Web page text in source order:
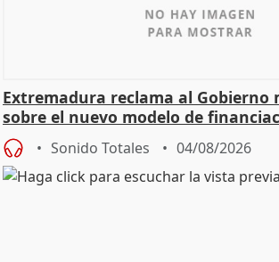
Extremadura reclama al Gobierno
sobre el nuevo modelo de
Sonido Totales 04/08/2026